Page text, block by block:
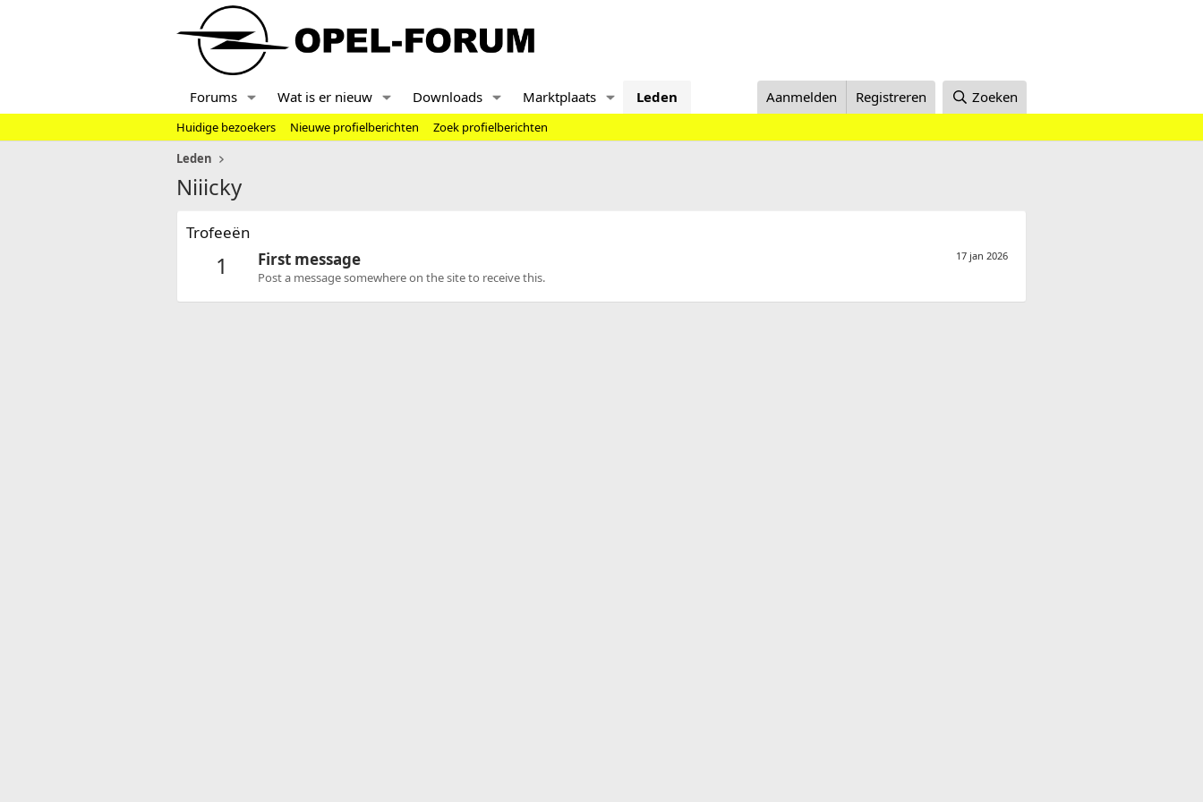
Forums Wat is er nieuw Downloads Marktplaats Leden Aanmelden Registreren Zoeken
Huidige bezoekers Nieuwe profielberichten
Zoek profielberichten
Leden
Niiicky
Trofeeën
1 17 jan 2026
First message
Post a message somewhere on the site to receive this.